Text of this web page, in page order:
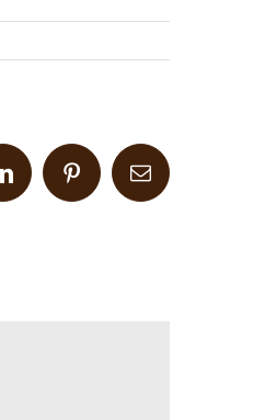
LinkedInPinterestEmail